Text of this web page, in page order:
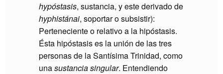
hypóstasis, sustancia, y este derivado de
hyphistánai, soportar o subsistir):
Perteneciente o relativo a la hipóstasis.
Ésta hipóstasis es la unión de las tres
personas de la Santísima Trinidad, como
unasustancia singular. Entendiendo